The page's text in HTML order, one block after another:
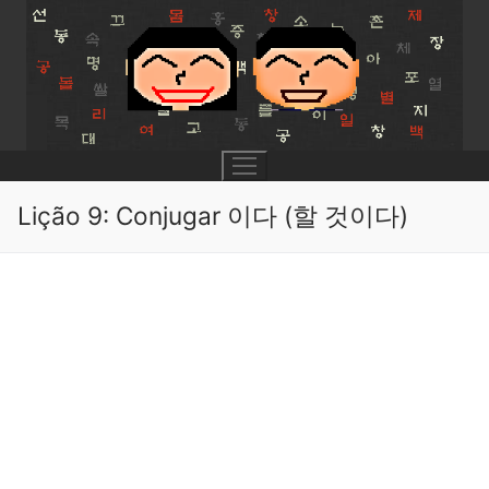
Skip
content
Lição 9: Conjugar 이다 (할 것이다)